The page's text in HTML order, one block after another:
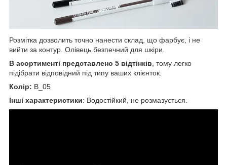
Розмітка дозволить точно нанести склад, що фарбує, і не
вийти за контур. Олівець безпечний для шкіри.
В асортименті представлено 5 відтінків, тому легко
підібрати відповідний під типу ваших клієнток.
Колір: В_05
Інші характеристики: Водостійкий, не розмазується.